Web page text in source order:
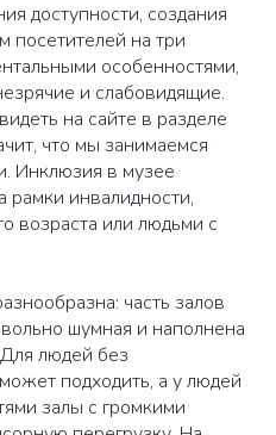
доступности, создания
посетителей на три
особенностями,
и слабовидящие.
на сайте в разделе
что мы занимаемся
Инклюзия в музее
инвалидности,
возраста или людьми с
часть залов
шумная и наполнена
людей без
подходить, а у людей
залы с громкими